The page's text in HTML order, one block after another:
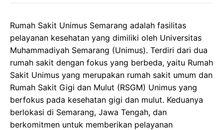
Rumah Sakit Unimus Semarang adalah fasilitas
pelayanan kesehatan yang dimiliki oleh Universitas
Muhammadiyah Semarang (Unimus). Terdiri dari dua
rumah sakit dengan fokus yang berbeda, yaitu Rumah
Sakit Unimus yang merupakan rumah sakit umum dan
Rumah Sakit Gigi dan Mulut (RSGM) Unimus yang
berfokus pada kesehatan gigi dan mulut. Keduanya
berlokasi di Semarang, Jawa Tengah, dan
berkomitmen untuk memberikan pelayanan